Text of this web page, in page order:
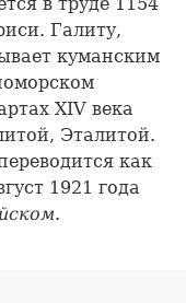
Галиту,
куманским
XIV века
Эталитой.
как
1921 года
.